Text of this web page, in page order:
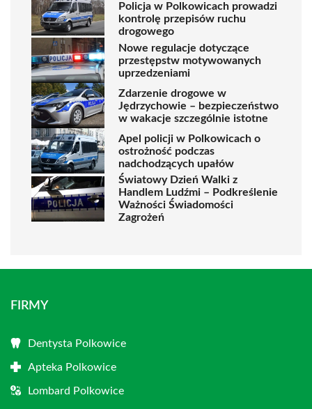
Policja w Polkowicach prowadzi
kontrolę przepisów ruchu
drogowego
Nowe regulacje dotyczące
przestępstw motywowanych
uprzedzeniami
Zdarzenie drogowe w
Jędrzychowie – bezpieczeństwo
w wakacje szczególnie istotne
Apel policji w Polkowicach o
ostrożność podczas
nadchodzących upałów
Światowy Dzień Walki z
Handlem Ludźmi – Podkreślenie
Ważności Świadomości
Zagrożeń
FIRMY
Dentysta Polkowice
Apteka Polkowice
Lombard Polkowice